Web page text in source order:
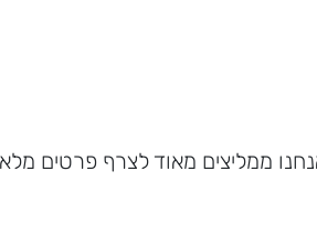
ממליצים מאוד לצרף פרטים